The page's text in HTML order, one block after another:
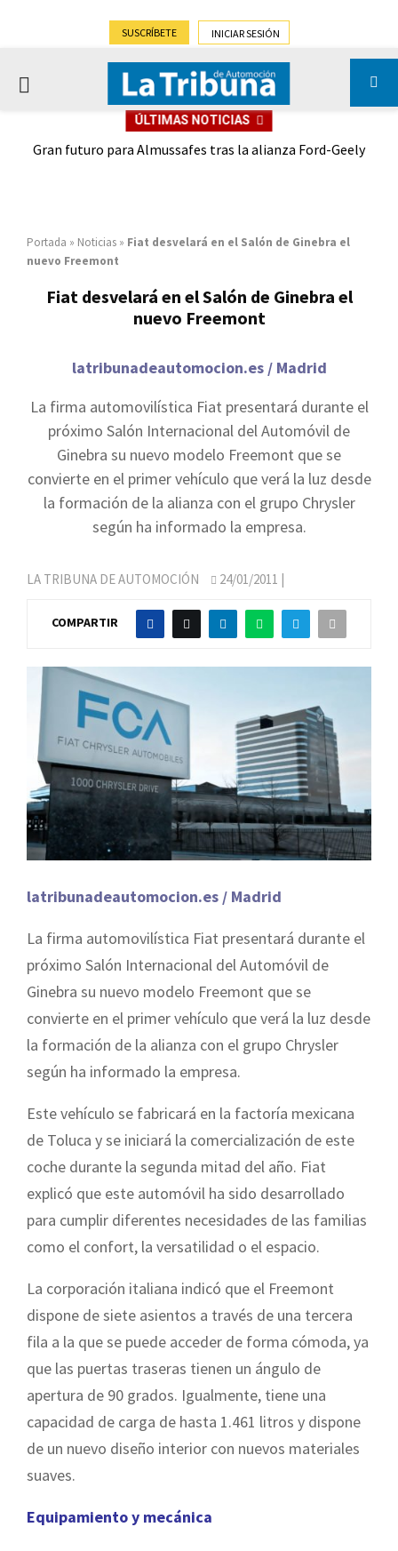
SUSCRÍBETE INICIAR SESIÓN
PRIMARY
ÚLTIMAS NOTICIAS
Gran futuro para Almussafes tras la alianza Ford-Geely
Portada » Noticias » Fiat desvelará en el Salón de Ginebra el
nuevo Freemont
Fiat desvelará en el Salón de Ginebra el
nuevo Freemont
latribunadeautomocion.es / Madrid
La firma automovilística Fiat presentará durante el
próximo Salón Internacional del Automóvil de
Ginebra su nuevo modelo Freemont que se
convierte en el primer vehículo que verá la luz desde
la formación de la alianza con el grupo Chrysler
según ha informado la empresa.
LA TRIBUNA DE AUTOMOCIÓN 24/01/2011 |
COMPARTIR
latribunadeautomocion.es / Madrid
La firma automovilística Fiat presentará durante el
próximo Salón Internacional del Automóvil de
Ginebra su nuevo modelo Freemont que se
convierte en el primer vehículo que verá la luz desde
la formación de la alianza con el grupo Chrysler
según ha informado la empresa.
Este vehículo se fabricará en la factoría mexicana
de Toluca y se iniciará la comercialización de este
coche durante la segunda mitad del año. Fiat
explicó que este automóvil ha sido desarrollado
para cumplir diferentes necesidades de las familias
como el confort, la versatilidad o el espacio.
La corporación italiana indicó que el Freemont
dispone de siete asientos a través de una tercera
fila a la que se puede acceder de forma cómoda, ya
que las puertas traseras tienen un ángulo de
apertura de 90 grados. Igualmente, tiene una
capacidad de carga de hasta 1.461 litros y dispone
de un nuevo diseño interior con nuevos materiales
suaves.
Equipamiento y mecánica